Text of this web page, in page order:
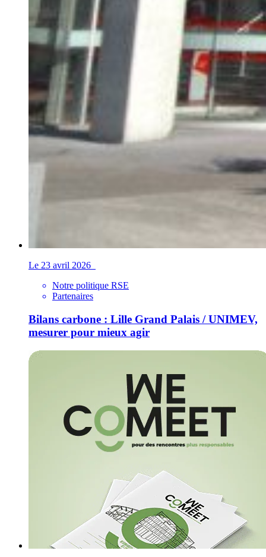
Le 23 avril 2026
Notre politique RSE
Partenaires
Bilans carbone : Lille Grand Palais / UNIMEV,
mesurer pour mieux agir